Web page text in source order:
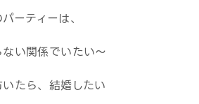
ーティーは、
い関係でいたい～
たら、結婚したい